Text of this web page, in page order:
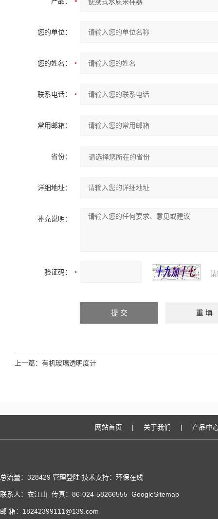
您的单位：
您的姓名：
联系电话：
常用邮箱：
省份：
详细地址：
补充说明：
验证码：
上一篇： 有机玻璃透明度计
网站首页 | 关于我们 | 产品中
总流量：328429 管理登陆 技术支持： 环保在线
联系人：衣江山 传真：86-024-58266555 GoogleSitemap
邮 箱：18242399111@139.com